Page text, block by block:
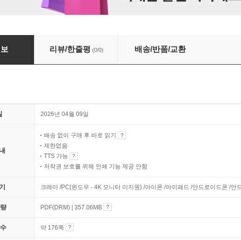
캐나다 로키 여행 다이어리
리뷰/한줄평 (0/0) 배송/반품/교환
2026년 04월 09일
배송 없이 구매 후 바로 읽기
제한없음
TTS 가능
저작권 보호를 위해 인쇄 기능 제공 안함
크레마 /PC(윈도우 - 4K 모니터 미지원) /아이폰 /아이패드 /안드로이드폰 /
PDF(DRM) | 357.06MB
약 176쪽